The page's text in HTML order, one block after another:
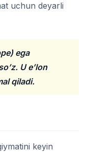
uchun deyarli
ega
U e’lon
qiladi.
keyin